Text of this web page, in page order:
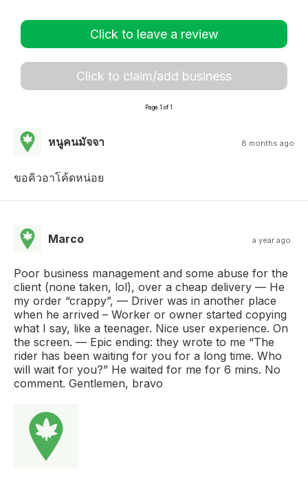
Click to leave a review
Click to claim/add business
Page 1 of 1
หนูคนมัจจา 8 months ago
ขอคิวอาโค้ดหน่อย
Marco a year ago
Poor business management and some abuse for the
client (none taken, lol), over a cheap delivery — He
my order “crappy”, — Driver was in another place
when he arrived – Worker or owner started copying
what I say, like a teenager. Nice user experience. On
the screen. — Epic ending: they wrote to me “The
rider has been waiting for you for a long time. Who
will wait for you?” He waited for me for 6 mins. No
comment. Gentlemen, bravo